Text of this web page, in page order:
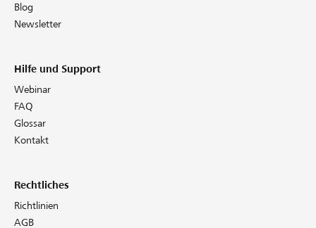
Blog
Newsletter
Hilfe und Support
Webinar
FAQ
Glossar
Kontakt
Rechtliches
Richtlinien
AGB